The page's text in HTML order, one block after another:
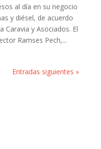
al día en su negocio
y diésel, de acuerdo
Caravia y Asociados. El
Ramses Pech,...
Entradas siguientes »